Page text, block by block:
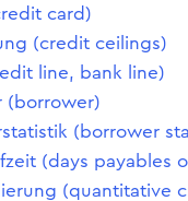
card)
(credit ceilings)
line, bank line)
(borrower)
(borrower
(days payables
(quantitative